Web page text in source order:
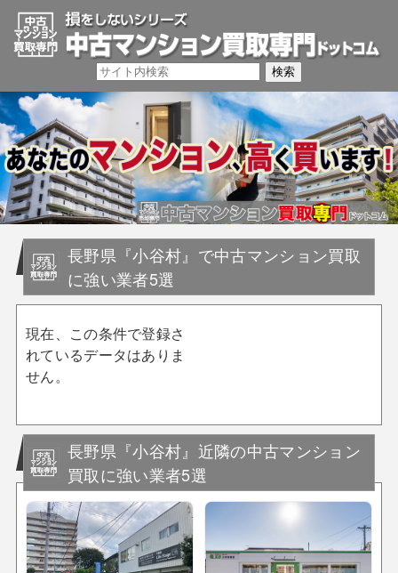
長野県『小谷村』で中古マンション買取
に強い業者5選
現在、この条件で登録さ
れているデータはありま
せん。
長野県『小谷村』近隣の中古マンション
買取に強い業者5選